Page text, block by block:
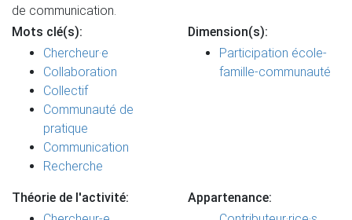
de communication.
Mots clé(s):
Chercheur·e
Collaboration
Collectif
Communauté de
pratique
Communication
Recherche
Dimension(s):
Participation école-
famille-communauté
Théorie de l'activité:
Appartenance: